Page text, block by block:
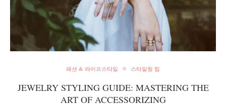
패션 & 라이프스타일 스타일링 팁
JEWELRY STYLING GUIDE: MASTERING THE
ART OF ACCESSORIZING